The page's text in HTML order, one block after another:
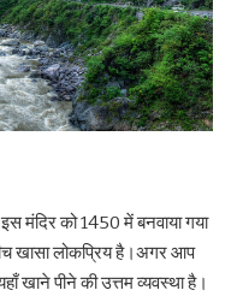
मंदिर को 1450 में बनवाया गया
खासा लोकप्रिय है।अगर आप
खाने पीने की उत्तम व्यवस्था है।